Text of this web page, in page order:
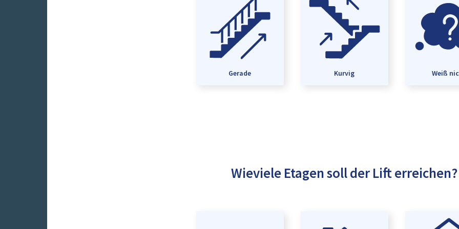
Gerade Kurvig Weiß
Wieviele Etagen soll der Lift erreichen?